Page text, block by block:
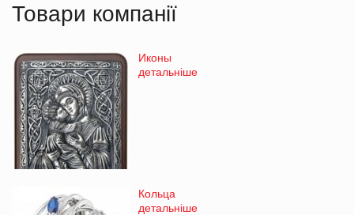
Товари компанії
Иконы
детальніше
Кольца
детальніше